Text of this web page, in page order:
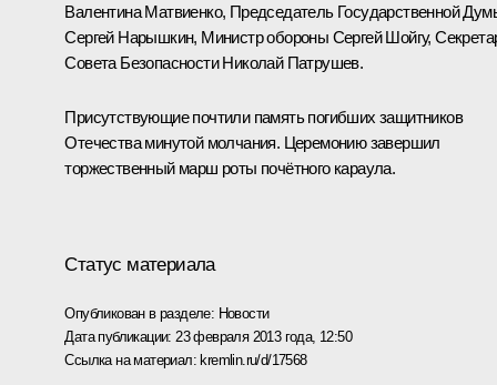
Валентина Матвиенко, Председатель Государственной
Сергей Нарышкин, Министр обороны Сергей Шойгу,
Совета БезопасностиНиколай Патрушев.
Присутствующие почтили память погибших защитников
Отечества минутой молчания. Церемонию завершил
торжественный марш роты почётного караула.
Статус материала
Опубликован в разделе: Новости
Дата публикации: 23 февраля 2013 года, 12:50
Ссылка на материал: kremlin.ru/d/17568